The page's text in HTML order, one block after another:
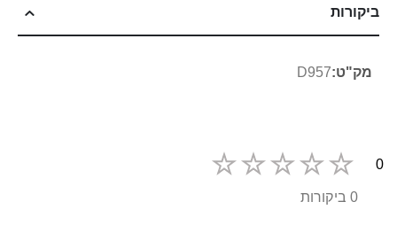
ביקורות
מידע
D957
0
0 ביקורות